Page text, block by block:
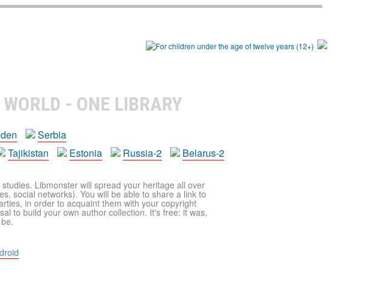
- ONE LIBRARY
Serbia
Tajikistan Estonia Russia-2 Belarus-2
Libmonster will spread your heritage all over
social networks). You will be able to share a link to
in order to acquaint them with your copyright
to build your own author collection. It's free: it was,